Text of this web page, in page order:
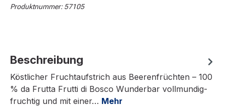
Produktnummer:57105
Beschreibung
Köstlicher Fruchtaufstrich aus Beerenfrüchten – 100
% da Frutta Frutti di Bosco Wunderbar vollmundig-
fruchtig und mit einer… Mehr